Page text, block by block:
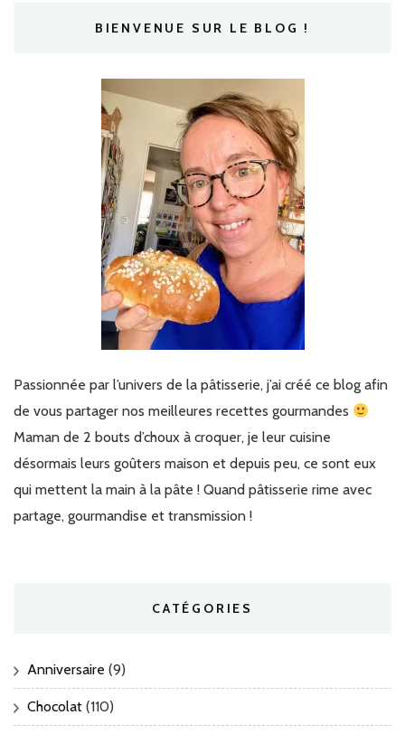
BIENVENUE SUR LE BLOG !
Passionnée par l’univers de la pâtisserie, j’ai créé ce blog afin
de vous partager nos meilleures recettes gourmandes
Maman de 2 bouts d’choux à croquer, je leur cuisine
désormais leurs goûters maison et depuis peu, ce sont eux
qui mettent la main à la pâte ! Quand pâtisserie rime avec
partage, gourmandise et transmission !
CATÉGORIES
Anniversaire (9)
Chocolat (110)